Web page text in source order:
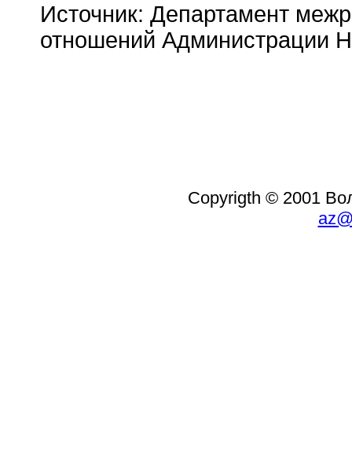
Источник: Департамент
отношений Администрации
Copyrigth © 2001